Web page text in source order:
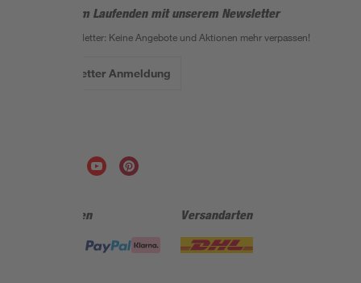
Bleib auf dem Laufenden mit unserem Newsletter
Der toom Newsletter: Keine Angebote und Aktionen mehr verpassen!
Zur Newsletter Anmeldung
Zahlungsarten Versandarten